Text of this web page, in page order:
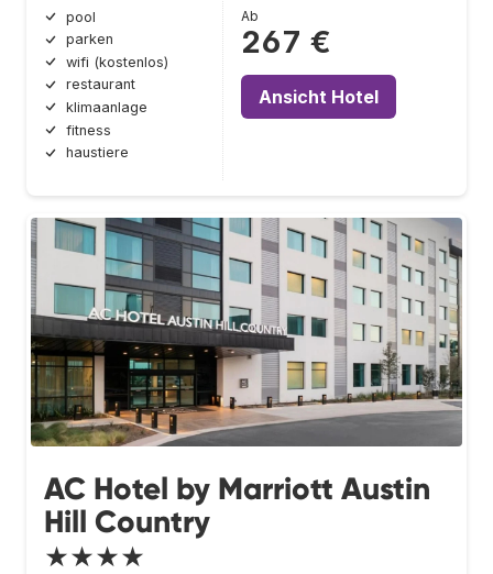
pool
parken
wifi (kostenlos)
restaurant
klimaanlage
fitness
haustiere
Ab
267 €
Ansicht Hotel
AC Hotel by Marriott Austin
Hill Country
★★★★